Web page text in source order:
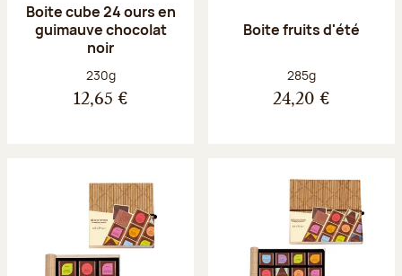
Boite cube 24 ours en
guimauve chocolat
noir
Poids net :
230g
12,65 €
Boite fruits d'été
Poids net :
285g
24,20 €